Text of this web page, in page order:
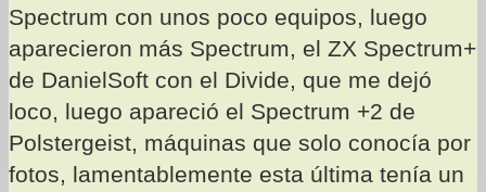
Spectrum con unos poco equipos, luego
aparecieron más Spectrum, el ZX Spectrum+
de DanielSoft con el Divide, que me dejó
loco, luego apareció el Spectrum +2 de
Polstergeist, máquinas que solo conocía por
fotos, lamentablemente esta última tenía un